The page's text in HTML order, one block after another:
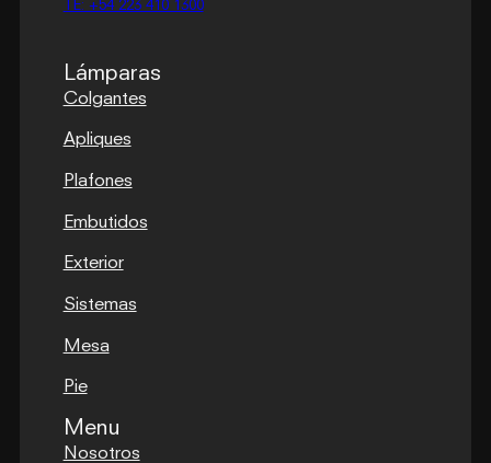
TE: +54 223 410 1300
Lámparas
Colgantes
Apliques
Plafones
Embutidos
Exterior
Sistemas
Mesa
Pie
Menu
Nosotros